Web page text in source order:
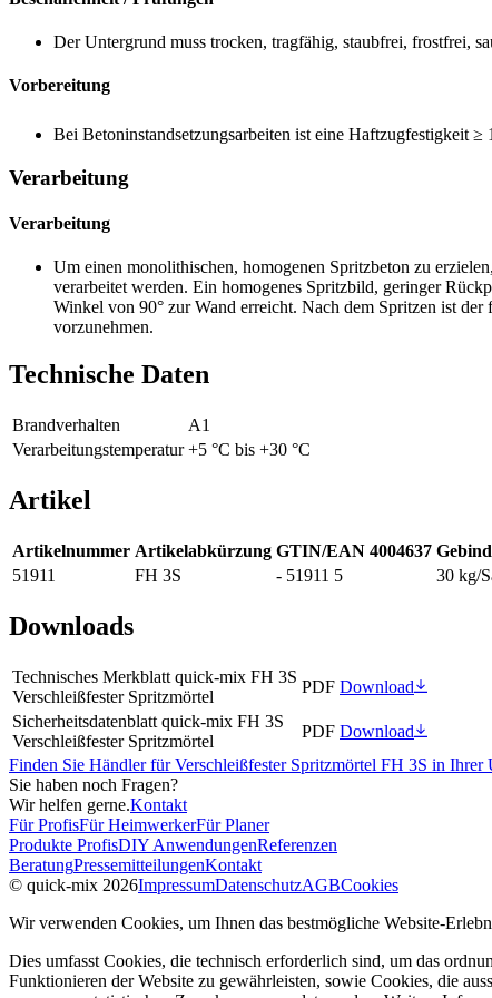
Der Untergrund muss trocken, tragfähig, staubfrei, frostfrei,
Vorbereitung
Bei Betoninstandsetzungsarbeiten ist eine Haftzugfestigkeit ≥
Verarbeitung
Verarbeitung
Um einen monolithischen, homogenen Spritzbeton zu
verarbeitet werden. Ein homogenes Spritzbild, geringer
Winkel von 90° zur Wand erreicht. Nach dem Spritzen ist
vorzunehmen.
Technische Daten
Brandverhalten
A1
Verarbeitungstemperatur +5 °C bis +30 °C
Artikel
Artikelnummer Artikelabkürzung GTIN/EAN 4004637
51911
FH 3S - 51911 5 30 kg/
Downloads
Technisches Merkblatt quick-mix FH 3S
Verschleißfester Spritzmörtel
PDF Download
Sicherheitsdatenblatt quick-mix FH 3S
Verschleißfester Spritzmörtel
PDF Download
Finden Sie Händler für Verschleißfester Spritzmörtel FH 3S in Ihrer
Sie haben noch Fragen?
Wir helfen gerne.Kontakt
Für ProfisFür HeimwerkerFür Planer
Produkte ProfisDIY AnwendungenReferenzen
BeratungPressemitteilungenKontakt
© quick-mix 2026ImpressumDatenschutzAGBCookies
Wir verwenden Cookies, um Ihnen das bestmögliche Website-
Dies umfasst Cookies, die technisch erforderlich sind, um das
Funktionieren der Website zu gewährleisten, sowie Cookies, die